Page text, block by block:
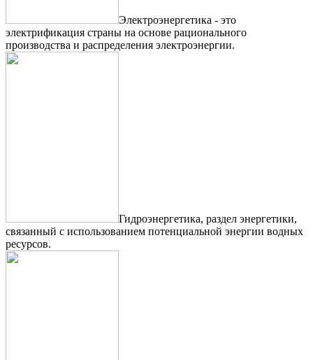
Электроэнергетика - это
электрификация страны на основе рационального
производства и распределения электроэнергии.
Гидроэнергетика, раздел энергетики,
связанный с использованием потенциальной энергии водных
ресурсов.